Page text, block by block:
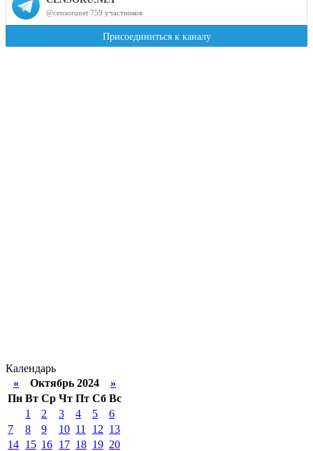
Календарь
« Октябрь 2024 »
Пн Вт Ср Чт Пт Сб Вс
1
2 3 4 5
6
7
8 9 10 11 12 13
14 15 16 17 18 19 20